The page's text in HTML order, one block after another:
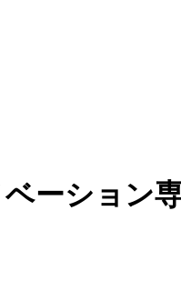
ーション